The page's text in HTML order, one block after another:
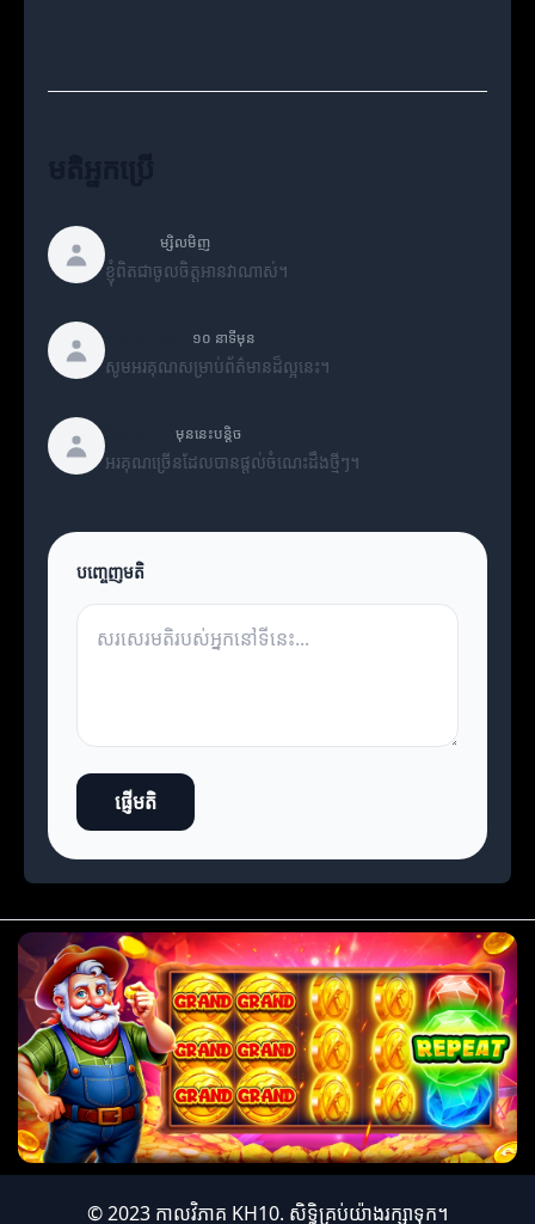
ម្សិលមិញ
ខ្ញុំពិតជាចូលចិត្តអានវាណាស់។
១០ នាទីមុន
សូមអរគុណសម្រាប់ព័ត៌មានដ៏ល្អនេះ។
មុននេះបន្តិច
អរគុណច្រើនដែលបានផ្តល់ចំណេះដឹងថ្មីៗ។
បញ្ចេញមតិ
ផ្ញើមតិ
© 2023 កាលវិភាគ KH10. សិទ្ធិគ្រប់យ៉ាងរក្សាទុក។